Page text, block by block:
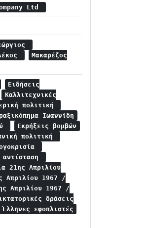
Ltd
Μακαρέζος
Ειδήσεις
Καλλιτεχνικές
πολιτική
Ιωαννίδη
Εκρήξεις βομβών
πολιτική
21ης Απριλίου
Απριλίου 1967 /
Απριλίου 1967 /
δράσεις
Έλληνες εφοπλιστές